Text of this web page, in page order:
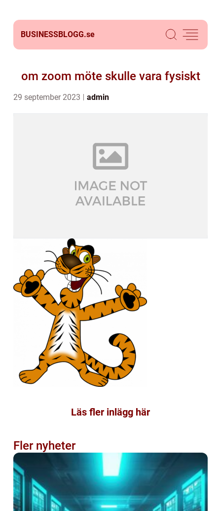
BUSINESSBLOGG.se
om zoom möte skulle vara fysiskt
29 september 2023 admin
Läs fler inlägg här
Fler nyheter